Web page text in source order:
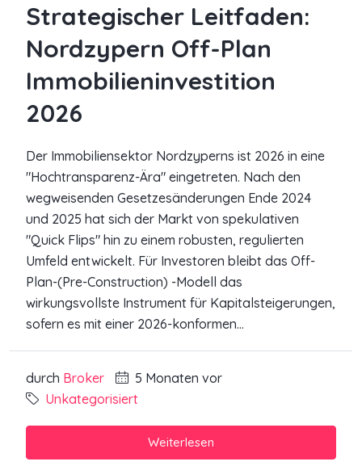
Strategischer Leitfaden:
Nordzypern Off-Plan
Immobilieninvestition
2026
Der Immobiliensektor Nordzyperns ist 2026 in eine
"Hochtransparenz-Ära" eingetreten. Nach den
wegweisenden Gesetzesänderungen Ende 2024
und 2025 hat sich der Markt von spekulativen
"Quick Flips" hin zu einem robusten, regulierten
Umfeld entwickelt. Für Investoren bleibt das Off-
Plan-(Pre-Construction) -Modell das
wirkungsvollste Instrument für Kapitalsteigerungen,
sofern es mit einer 2026-konformen...
durch Broker
5 Monaten vor
Unkategorisiert
Weiterlesen